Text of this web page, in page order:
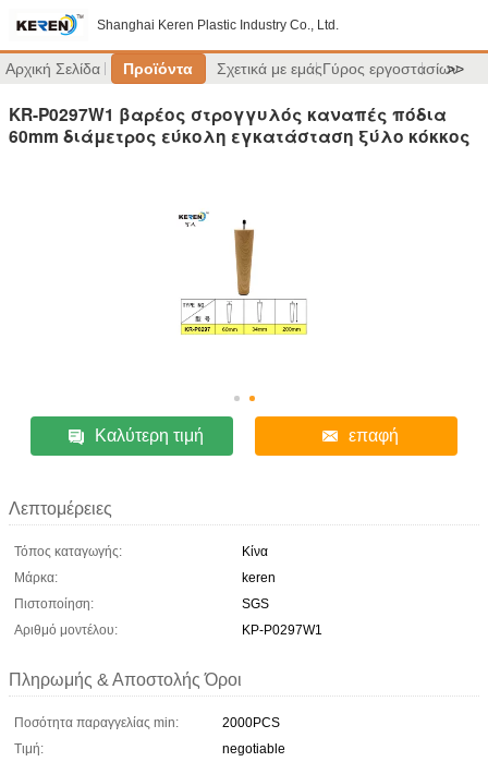
Shanghai Keren Plastic Industry Co., Ltd.
Αρχική Σελίδα Προϊόντα Σχετικά με εμάςΓύρος εργοστασίων
>>
KR-P0297W1 βαρέος στρογγυλός καναπές πόδια
60mm διάμετρος εύκολη εγκατάσταση ξύλο κόκκος
Καλύτερη τιμή επαφή
Λεπτομέρειες
Τόπος καταγωγής:
Κίνα
Μάρκα:
keren
Πιστοποίηση:
SGS
Αριθμό μοντέλου:
ΚΡ-P0297W1
Πληρωμής & Αποστολής Όροι
Ποσότητα παραγγελίας min:
2000PCS
Τιμή:
negotiable